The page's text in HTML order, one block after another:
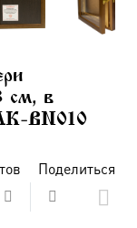
см, в
BN010
Поделиться